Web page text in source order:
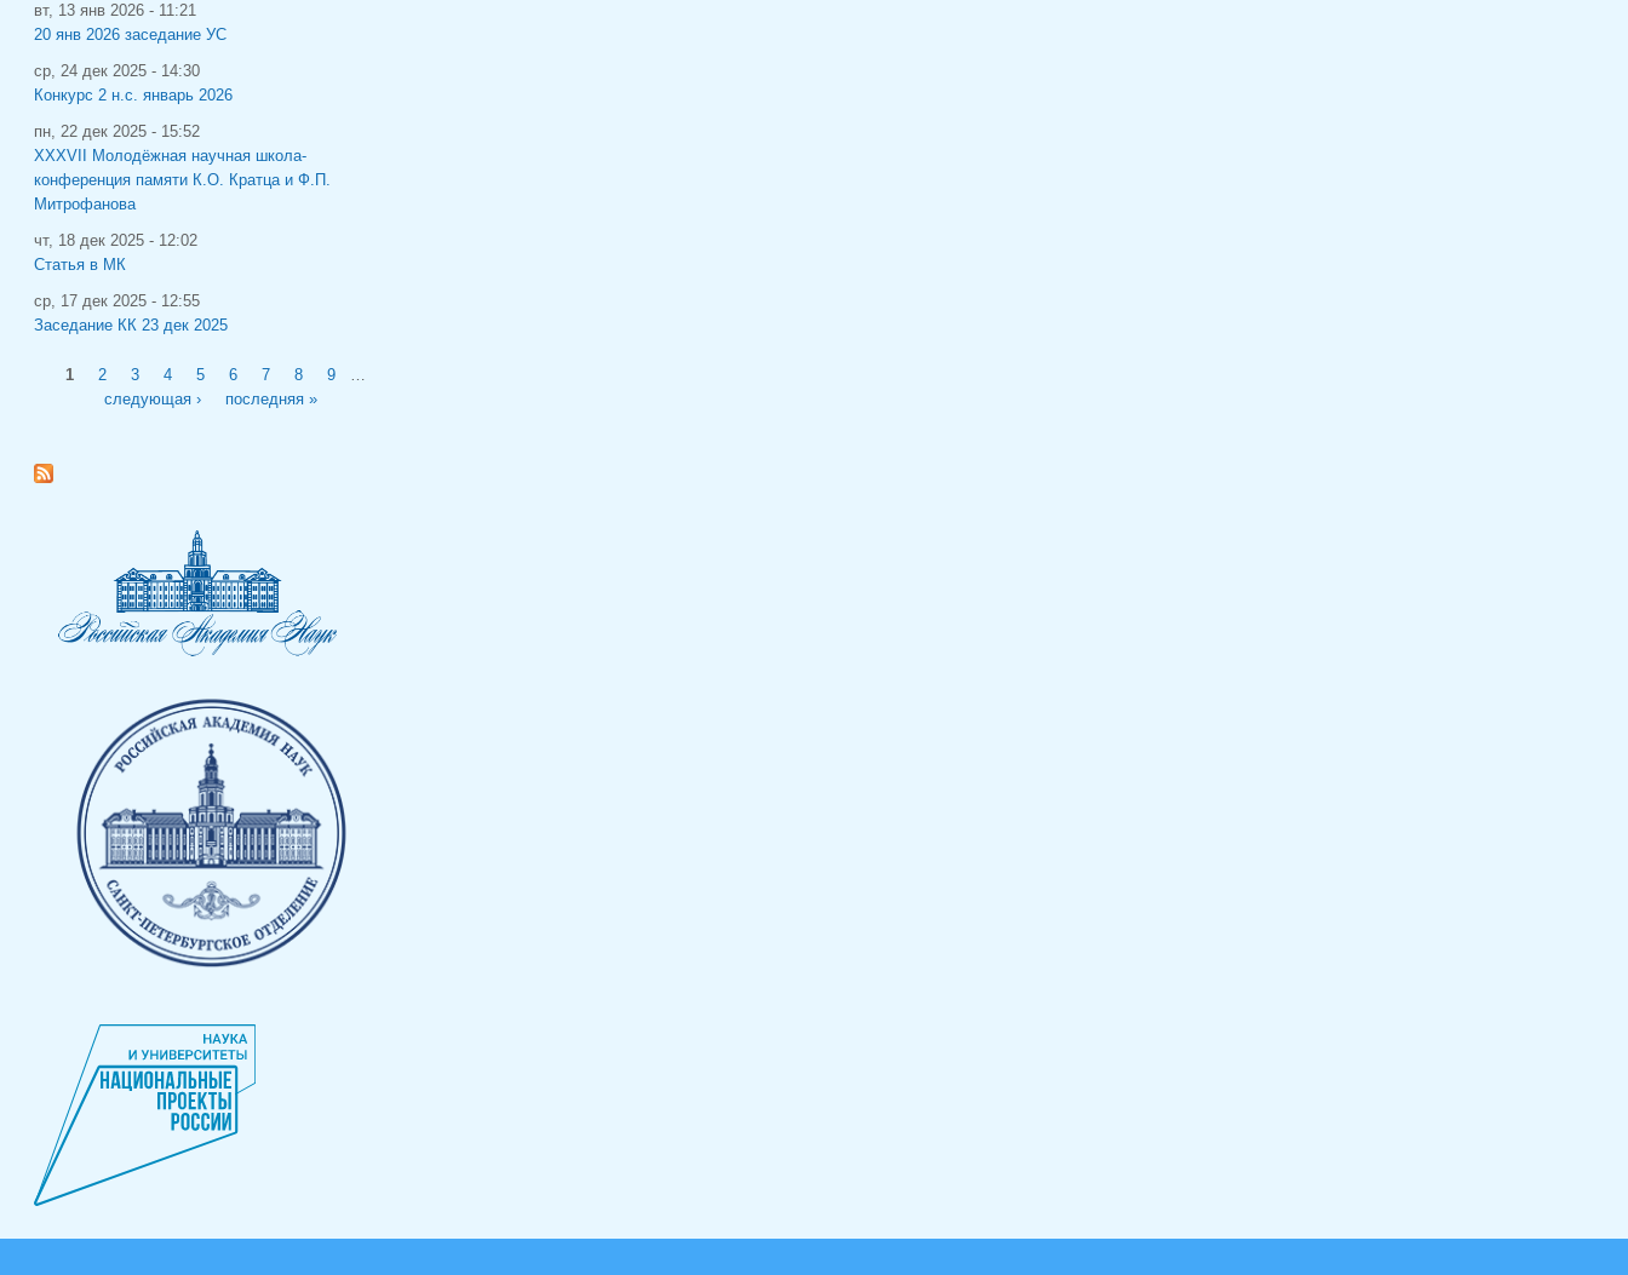
вт, 13 янв 2026 - 11:21
20 янв 2026 заседание УС
ср, 24 дек 2025 - 14:30
Конкурс 2 н.с. январь 2026
пн, 22 дек 2025 - 15:52
XXXVII Молодёжная научная школа-
конференция памяти К.О. Кратца и Ф.П.
Митрофанова
чт, 18 дек 2025 - 12:02
Статья в МК
ср, 17 дек 2025 - 12:55
Заседание КК 23 дек 2025
Страницы
1 2 3 4 5 6 7 8 9
следующая ›
последняя »